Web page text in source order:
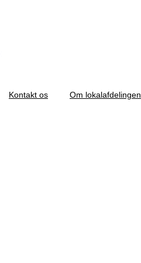
Kontakt os Om lokalafdelingen